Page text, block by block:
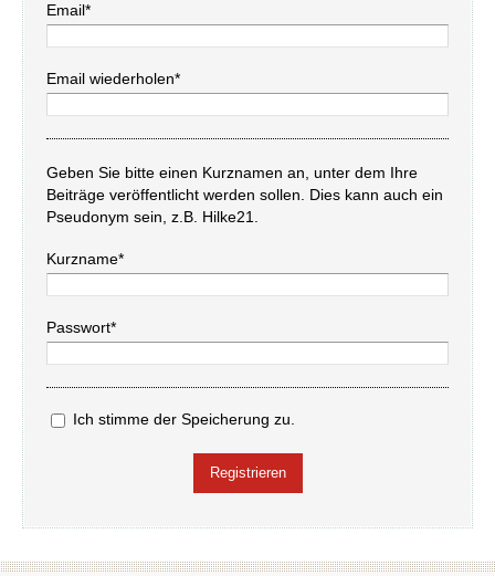
Email*
Email wiederholen*
Geben Sie bitte einen Kurznamen an, unter dem Ihre
Beiträge veröffentlicht werden sollen. Dies kann auch ein
Pseudonym sein, z.B. Hilke21.
Kurzname*
Passwort*
Ich stimme der Speicherung zu.